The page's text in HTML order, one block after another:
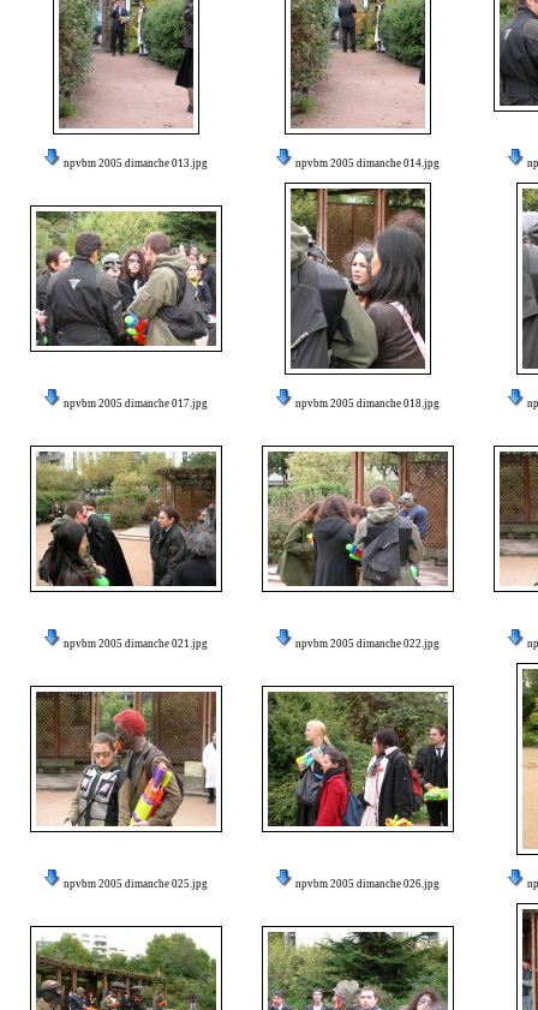
npvbm 2005 dimanche 013.jpg npvbm 2005 dimanche 014.jpg
npvbm 2005 dimanche 017.jpg npvbm 2005 dimanche 018.jpg
npvbm 2005 dimanche 021.jpg npvbm 2005 dimanche 022.jpg
npvbm 2005 dimanche 025.jpg npvbm 2005 dimanche 026.jpg